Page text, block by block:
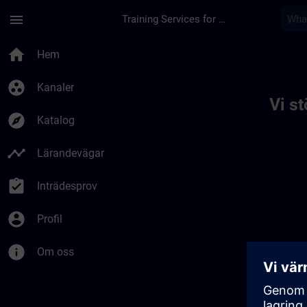
menu Training Services for Digital Industries
home Hem
group_work Kanaler
explore Katalog
timeline Lärandevägar
assignment_turned_in Inträdesprov
account_circle Profil
info Om oss
Vi